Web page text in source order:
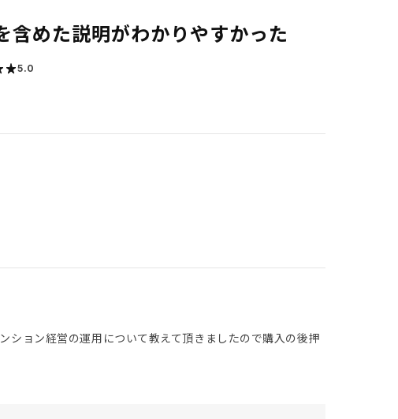
含めた説明がわかりやすかった
5.0
ション経営の運用について教えて頂きましたので購入の後押